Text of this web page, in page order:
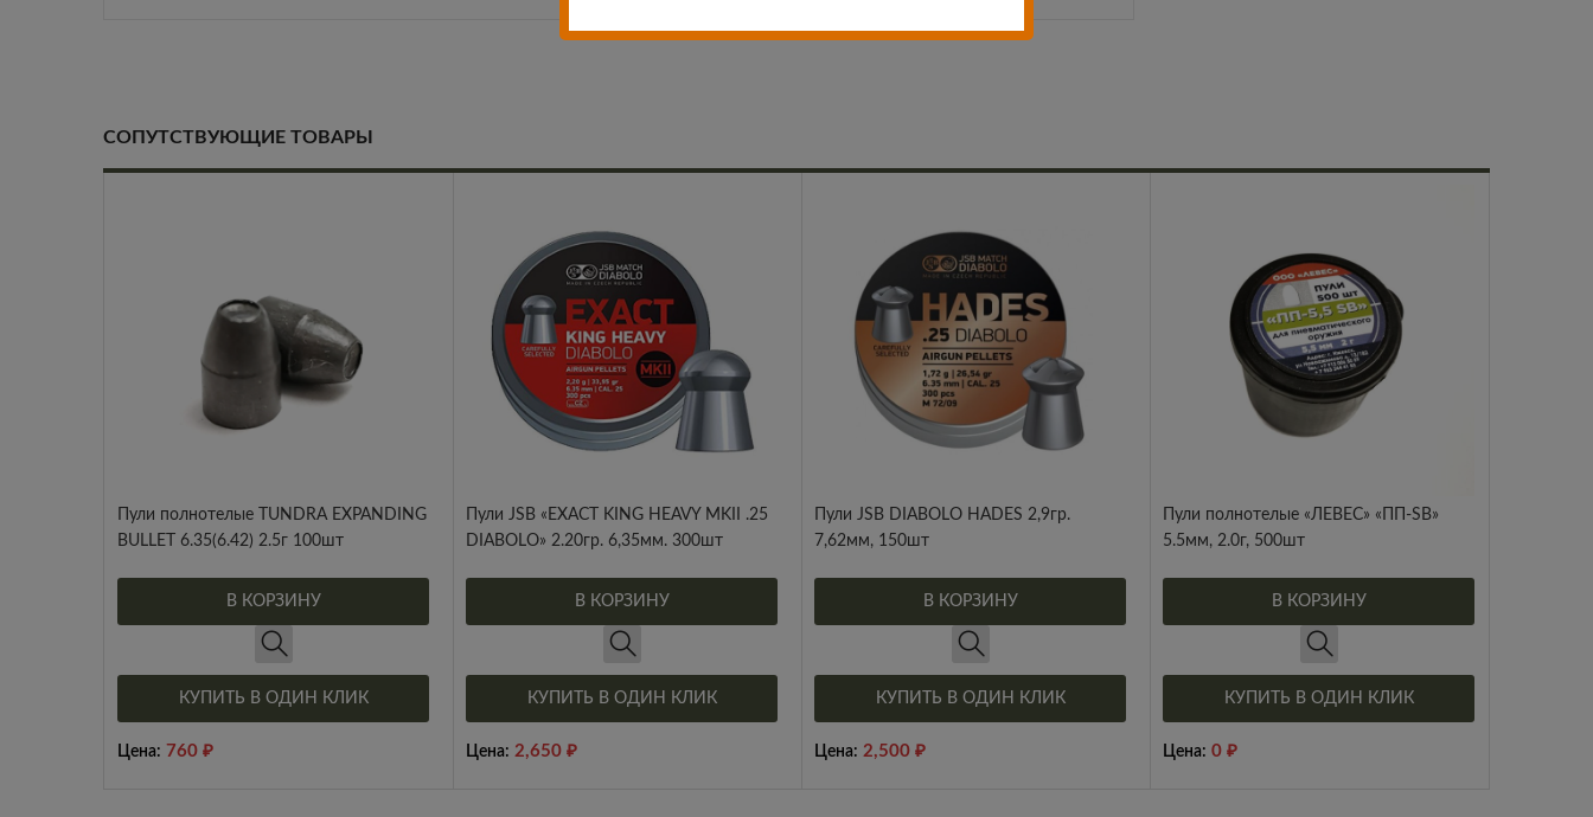
СОПУТСТВУЮЩИЕ ТОВАРЫ
Пули полнотелые TUNDRA EXPANDING
BULLET 6.35(6.42) 2.5г 100шт
В КОРЗИНУ
КУПИТЬ В ОДИН КЛИК
Цена: 760 ₽
Пули JSB «EXACT KING HEAVY MKII .25
DIABOLO» 2.20гр. 6,35мм. 300шт
В КОРЗИНУ
КУПИТЬ В ОДИН КЛИК
Цена: 2,650 ₽
Пули JSB DIABOLO HADES 2,9гр.
7,62мм, 150шт
В КОРЗИНУ
КУПИТЬ В ОДИН КЛИК
Цена: 2,500 ₽
Пули полнотелые «ЛЕВЕС» «ПП-SB»
5.5мм, 2.0г, 500шт
В КОРЗИНУ
КУПИТЬ В ОДИН КЛИК
Цена: 0 ₽